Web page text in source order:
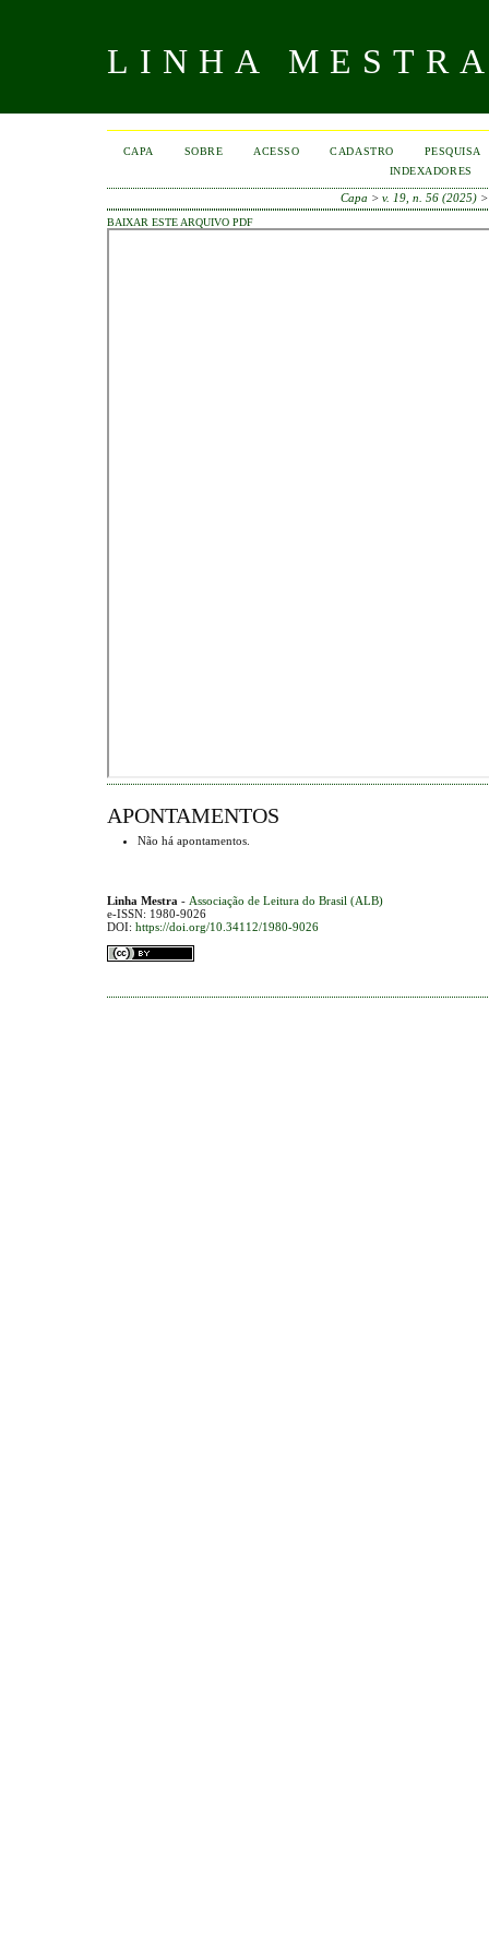
LINHA
CAPA SOBRE ACESSO CADASTRO
PESQUISA
INDEXADORES
Capa >v. 19, n. 56 (2025)
BAIXAR ESTE ARQUIVO PDF
APONTAMENTOS
Não há apontamentos.
Linha Mestra - Associação de Leitura do Brasil (ALB)
e-ISSN: 1980-9026
DOI: https://doi.org/10.34112/1980-9026